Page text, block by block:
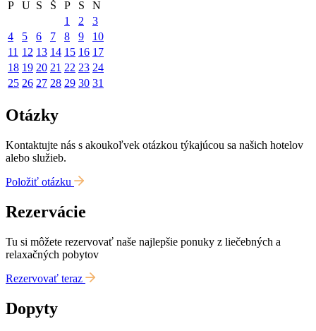
P U S Š P S
N
1
2
3
4
5 6 7 8 9
10
11 12 13 14 15 16 17
18 19 20 21 22 23 24
25 26 27 28 29 30 31
Otázky
Kontaktujte nás s akoukoľvek otázkou týkajúcou sa našich hotelov
alebo služieb.
Položiť otázku
Rezervácie
Tu si môžete rezervovať naše najlepšie ponuky z liečebných a
relaxačných pobytov
Rezervovať teraz
Dopyty